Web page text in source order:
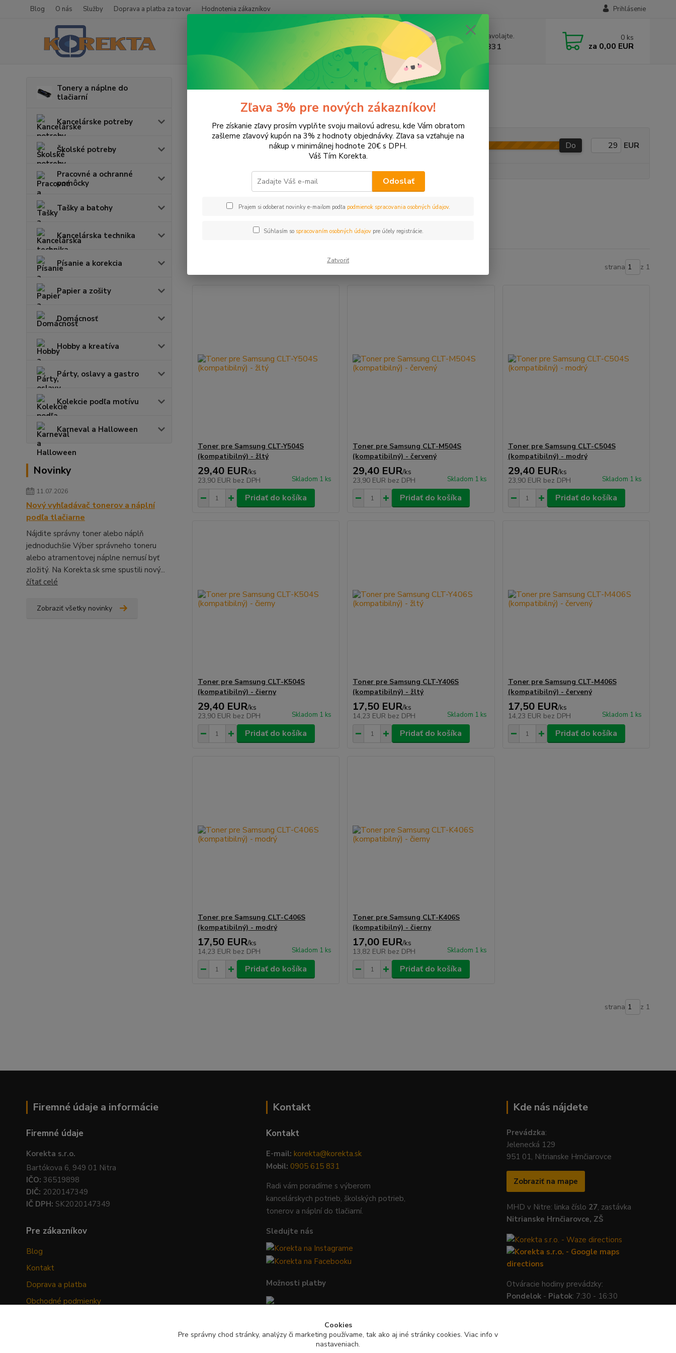
Blog O nás Služby Doprava a platba za tovar Hodnotenia zákazníkov Prihlásenie
Neviete si rady? Zavolajte.
+421 905 615 831
0 ks
za 0,00 EUR
Tonery a náplne do
tlačiarní
Kancelárske potreby
Školské potreby
Pracovné a ochranné
pomôcky
Tašky a batohy
Kancelárska technika
Písanie a korekcia
Papier a zošity
Domácnosť
Hobby a kreatíva
Párty, oslavy a gastro
Kolekcie podľa motívu
Karneval a Halloween
Novinky
11.07.2026
Nový vyhľadávač tonerov a náplní
podľa tlačiarne
Nájdite správny toner alebo náplň
jednoduchšie Výber správneho toneru
alebo atramentovej náplne nemusí byť
zložitý. Na Korekta.sk sme spustili nový...
čítať celé
Zobraziť všetky novinky
Tonery a náplne do tlačiarní SAMSUNG SL-C460FW
SL-C460FW
Upresniť parametre
EUR Od Do EUR
strana z 1
Toner pre Samsung CLT-Y504S
(kompatibilný) - žltý
29,40 EUR/ks
23,90 EUR bez DPH Skladom 1 ks
Pridať do košíka
Toner pre Samsung CLT-M504S
(kompatibilný) - červený
29,40 EUR/ks
23,90 EUR bez DPH Skladom 1 ks
Pridať do košíka
Toner pre Samsung CLT-C504S
(kompatibilný) - modrý
29,40 EUR/ks
23,90 EUR bez DPH Skladom 1 ks
Pridať do košíka
Toner pre Samsung CLT-K504S
(kompatibilný) - čierny
29,40 EUR/ks
23,90 EUR bez DPH Skladom 1 ks
Pridať do košíka
Toner pre Samsung CLT-Y406S
(kompatibilný) - žltý
17,50 EUR/ks
14,23 EUR bez DPH Skladom 1 ks
Pridať do košíka
Toner pre Samsung CLT-M406S
(kompatibilný) - červený
17,50 EUR/ks
14,23 EUR bez DPH Skladom 1 ks
Pridať do košíka
Toner pre Samsung CLT-C406S
(kompatibilný) - modrý
17,50 EUR/ks
14,23 EUR bez DPH Skladom 1 ks
Pridať do košíka
Toner pre Samsung CLT-K406S
(kompatibilný) - čierny
17,00 EUR/ks
13,82 EUR bez DPH Skladom 1 ks
Pridať do košíka
strana z 1
Firemné údaje a informácie
Firemné údaje
Korekta s.r.o.
Bartókova 6, 949 01 Nitra
IČO: 36519898
DIČ: 2020147349
IČ DPH: SK2020147349
Pre zákazníkov
Blog
Kontakt
Doprava a platba
Obchodné podmienky
Kontakt
Kontakt
E-mail: korekta@korekta.sk
Mobil: 0905 615 831
Radi vám poradíme s výberom
kancelárskych potrieb, školských potrieb,
tonerov a náplní do tlačiarní.
Sledujte nás
Možnosti platby
Bezpečná platba kartou, Google Pay,
Apple Pay a bankovým prevodom.
Kde nás nájdete
Prevádzka:
Jelenecká 129
951 01, Nitrianske Hrnčiarovce
Zobraziť na mape
MHD v Nitre: linka číslo 27, zastávka
Nitrianske Hrnčiarovce, ZŠ
Otváracie hodiny prevádzky:
Pondelok - Piatok: 7:30 - 16:30
Zľava 3% pre nových zákazníkov!
Pre získanie zľavy prosím vyplňte svoju mailovú adresu, kde Vám obratom
zašleme zľavový kupón na 3% z hodnoty objednávky. Zľava sa vzťahuje na
nákup v minimálnej hodnote 20€ s DPH.
Váš Tím Korekta.
Odoslať
Prajem si odoberať novinky e-mailom podľa podmienok spracovania osobných údajov.
Súhlasím so spracovaním osobných údajovpre účely registrácie.
Zatvoriť
Cookies
Pre správny chod stránky, analýzy či marketing používame, tak ako aj iné stránky cookies. Viac info v
nastaveniach.